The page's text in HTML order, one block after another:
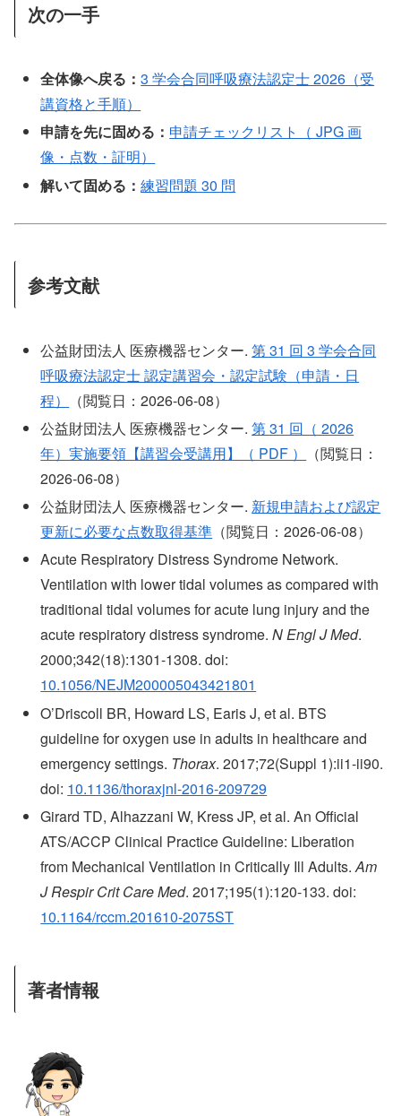
次の一手
全体像へ戻る：3 学会合同呼吸療法認定士 2026（受
講資格と手順）
申請を先に固める： 申請チェックリスト（ JPG 画
像・点数・証明）
解いて固める：練習問題 30 問
参考文献
公益財団法人 医療機器センター.第 31 回 3 学会合同
呼吸療法認定士 認定講習会・認定試験（申請・日
程）
（閲覧日：2026-06-08）
公益財団法人 医療機器センター.第 31 回（ 2026
年）実施要領【講習会受講用】（ PDF ）
（閲覧日：
2026-06-08）
公益財団法人 医療機器センター. 新規申請および認定
更新に必要な点数取得基準 （閲覧日：2026-06-08）
Acute Respiratory Distress Syndrome Network.
Ventilation with lower tidal volumes as compared with
traditional tidal volumes for acute lung injury and the
acute respiratory distress syndrome.N Engl J Med.
2000;342(18):1301-1308. doi:
10.1056/NEJM200005043421801
O’Driscoll BR, Howard LS, Earis J, et al. BTS
guideline for oxygen use in adults in healthcare and
emergency settings. Thorax. 2017;72(Suppl 1):ii1-ii90.
doi: 10.1136/thoraxjnl-2016-209729
Girard TD, Alhazzani W, Kress JP, et al. An Official
ATS/ACCP Clinical Practice Guideline: Liberation
from Mechanical Ventilation in Critically Ill Adults.Am
J Respir Crit Care Med. 2017;195(1):120-133. doi:
10.1164/rccm.201610-2075ST
著者情報